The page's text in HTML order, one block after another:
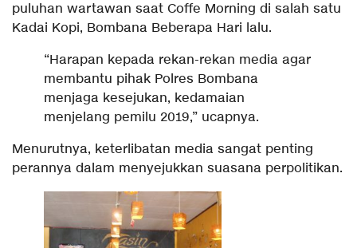
puluhan wartawan saat Coffe Morning di salah satu
Kadai Kopi, Bombana Beberapa Hari lalu.
“Harapan kepada rekan-rekan media agar
membantu pihak Polres Bombana
menjaga kesejukan, kedamaian
menjelang pemilu 2019,” ucapnya.
Menurutnya, keterlibatan media sangat penting
perannya dalam menyejukkan suasana perpolitikan.